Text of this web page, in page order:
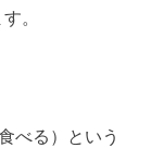
。
べる）という